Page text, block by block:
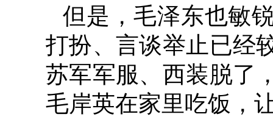
但是，毛泽东也敏
打扮、言谈举止已经
苏军军服、西装脱了
毛岸英在家里吃饭，